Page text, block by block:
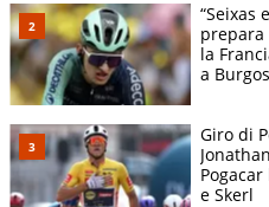
“Seixas
prepara
la
a Burgos
Giro di
e Skerl